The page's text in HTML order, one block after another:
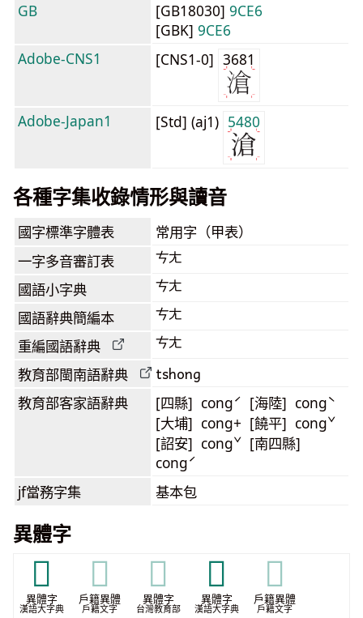
GB
[GB18030] 9CE6
[GBK] 9CE6
Adobe-CNS1
[CNS1-0] 3681
Adobe-Japan1 [Std] (aj1) 5480
各種字集收錄情形與讀音
國字標準字體表 常用字（甲表）
一字多音審訂表 ㄘㄤ
國語小字典 ㄘㄤ
國語辭典簡編本 ㄘㄤ
重編國語辭典 ㄘㄤ
教育部閩南語辭典 tshong
教育部客家語辭典
[四縣] congˊ [海陸] congˋ
[大埔] cong+ [饒平] congˇ
[詔安] congˇ [南四縣]
congˊ
jf當務字集 基本包
異體字
𣳁
異體字
漢語大字典
𣳁
戶籍異體
戶籍文字
𣳁
異體字
台灣教育部
𣶟
異體字
漢語大字典
𣶟
戶籍異體
戶籍文字